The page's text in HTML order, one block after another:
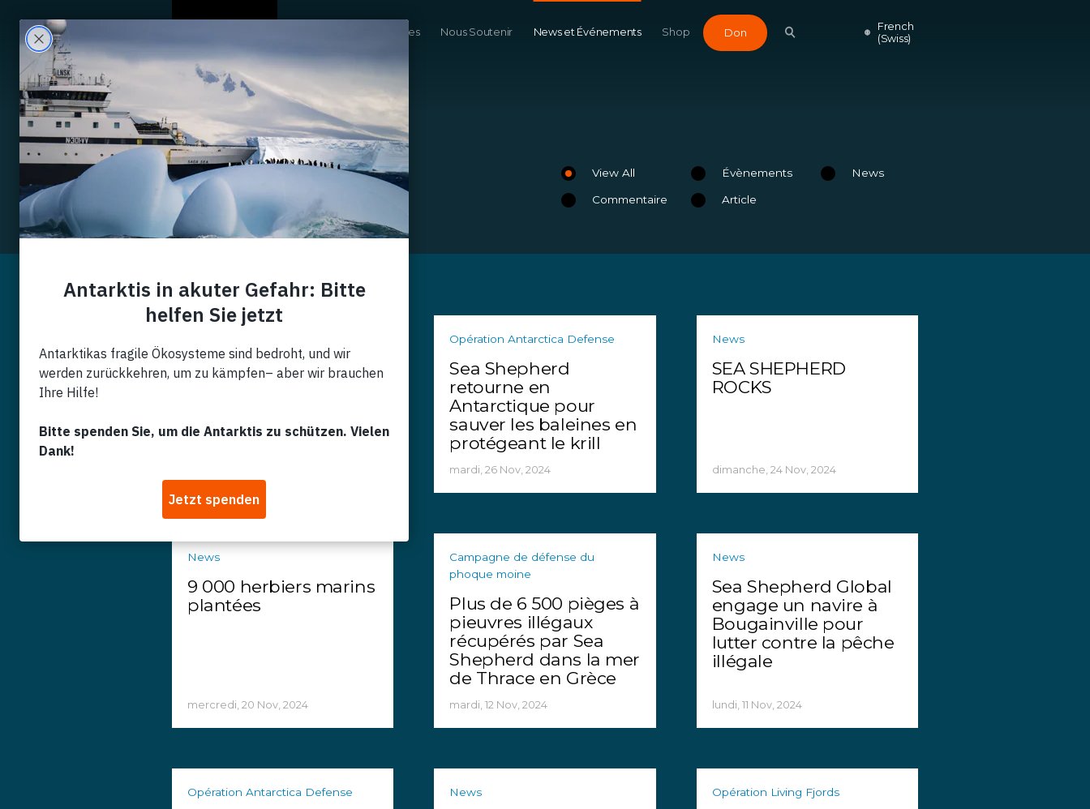
Campagnes Nous Soutenir News et Événements Shop Don
French
(Swiss)
Filtre View All Évènements News
Commentaire Article
The Big Plastic Count
Opération Antarctica Defense
Sea Shepherd
retourne en
Antarctique pour
sauver les baleines en
protégeant le krill
mardi, 26 Nov, 2024
News
SEA SHEPHERD
ROCKS
dimanche, 24 Nov, 2024
News
9 000 herbiers marins
plantées
mercredi, 20 Nov, 2024
Campagne de défense du
phoque moine
Plus de 6 500 pièges à
pieuvres illégaux
récupérés par Sea
Shepherd dans la mer
de Thrace en Grèce
mardi, 12 Nov, 2024
News
Sea Shepherd Global
engage un navire à
Bougainville pour
lutter contre la pêche
illégale
lundi, 11 Nov, 2024
Opération Antarctica Defense News Opération Living Fjords